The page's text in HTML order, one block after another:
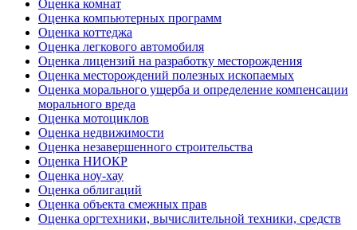
Оценка комнат
Оценка компьютерных программ
Оценка коттеджа
Оценка легкового автомобиля
Оценка лицензий на разработку месторождения
Оценка месторождений полезных ископаемых
Оценка морального ущерба и определение компенсации
морального вреда
Оценка мотоциклов
Оценка недвижимости
Оценка незавершенного строительства
Оценка НИОКР
Оценка ноу-хау
Оценка облигаций
Оценка объекта смежных прав
Оценка оргтехники, вычислительной техники, средств